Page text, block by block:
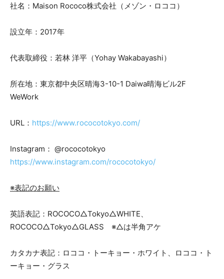
社名：Maison Rococo株式会社（メゾン・ロココ）
設立年：2017年
代表取締役：若林 洋平（Yohay Wakabayashi）
所在地：東京都中央区晴海3-10-1 Daiwa晴海ビル2F
WeWork
URL： https://www.rococotokyo.com/
Instagram： @rococotokyo
https://www.instagram.com/rococotokyo/
※表記のお願い
英語表記：ROCOCO△Tokyo△WHITE、
ROCOCO△Tokyo△GLASS ※△は半角アケ
カタカナ表記：ロココ・トーキョー・ホワイト、ロココ・ト
ーキョー・グラス